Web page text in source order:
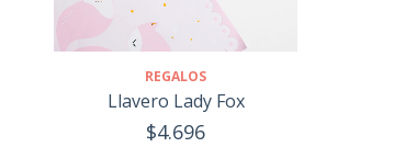
REGALOS
Llavero Lady Fox
$4.696